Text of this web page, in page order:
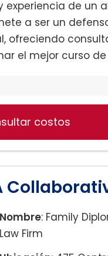
experiencia de un
a ser un
ofreciendo
el mejor curso
costos
Nombre: Family
Law Firm